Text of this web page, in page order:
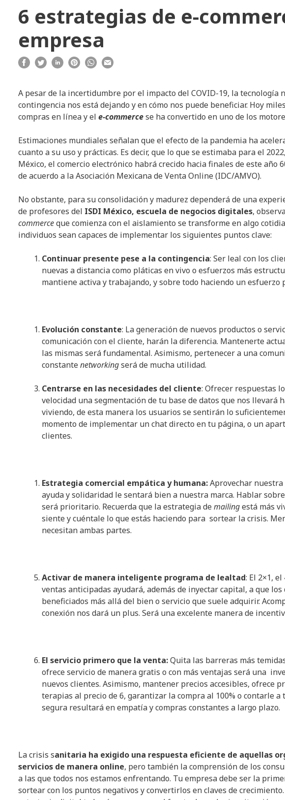
6 estrategias de e-
empresa
A pesar de la incertidumbre por el impacto del COVID-19, la tecnología
contingencia nos está dejando y en cómo nos puede beneficiar. Hoy
compras en línea y el e-commercese ha convertido en uno de los
Estimaciones mundiales señalan que el efecto de la pandemia ha
cuanto a su uso y prácticas. Es decir, que lo que se estimaba para el
México, el comercio electrónico habrá crecido hacia finales de este año
de acuerdo a la Asociación Mexicana de Venta Online (IDC/AMVO).
No obstante, para su consolidación y madurez dependerá de una
de profesores del ISDI México, escuela de negocios digitales,
commerceque comienza con el aislamiento se transforme en algo
individuos sean capaces de implementar los siguientes puntos clave:
Continuar presente pese a la contingencia: Ser leal con los
nuevas a distancia como pláticas en vivo o esfuerzos más
mantiene activa y trabajando, y sobre todo haciendo un esfuerzo
Evolución constante: La generación de nuevos productos o
comunicación con el cliente, harán la diferencia. Mantenerte
las mismas será fundamental. Asimismo, pertenecer a una
constantenetworkingserá de mucha utilidad.
Centrarse en las necesidades del cliente: Ofrecer respuestas
velocidad una segmentación de tu base de datos que nos llevará
viviendo, de esta manera los usuarios se sentirán lo
momento de implementar un chat directo en tu página, o un
clientes.
Estrategia comercial empática y humana:Aprovechar nuestra
ayuda y solidaridad le sentará bien a nuestra marca. Hablar
será prioritario. Recuerda que la estrategia demailingestá más
siente y cuéntale lo que estás haciendo para sortear la crisis.
necesitan ambas partes.
Activar de manera inteligente programa de lealtad: El 2×1,
ventas anticipadas ayudará, además de inyectar capital, a que
beneficiados más allá del bien o servicio que suele adquirir.
conexión nos dará un plus. Será una excelente manera de
El servicio primero que la venta:Quita las barreras más
ofrece servicio de manera gratis o con más ventajas será una
nuevos clientes. Asimismo, mantener precios accesibles, ofrece
terapias al precio de 6, garantizar la compra al 100% o contarle
segura resultará en empatía y compras constantes a largo plazo.
La crisis sanitaria ha exigido una respuesta eficiente de aquellas
servicios de manera online, pero también la comprensión de los
a las que todos nos estamos enfrentando. Tu empresa debe ser la
sortear con los puntos negativos y convertirlos en claves de